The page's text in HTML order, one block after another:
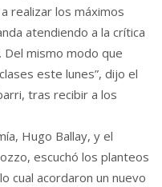
realizar los máximos
atendiendo a la crítica
Del mismo modo que
este lunes”, dijo el
tras recibir a los
Hugo Ballay, y el
escuchó los planteos
cual acordaron un nuevo